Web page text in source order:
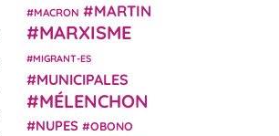
MACRON MARTIN
MARXISME
MIGRANT-ES
MUNICIPALES
MÉLENCHON
NUPES OBONO